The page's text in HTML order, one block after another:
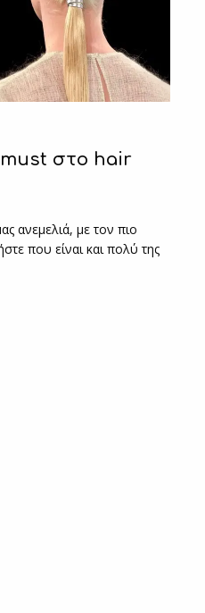
must στο hair
ανεμελιά, με τον πιο
που είναι και πολύ της